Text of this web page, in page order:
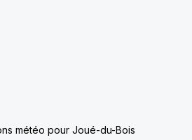
météo pour Joué-du-Bois